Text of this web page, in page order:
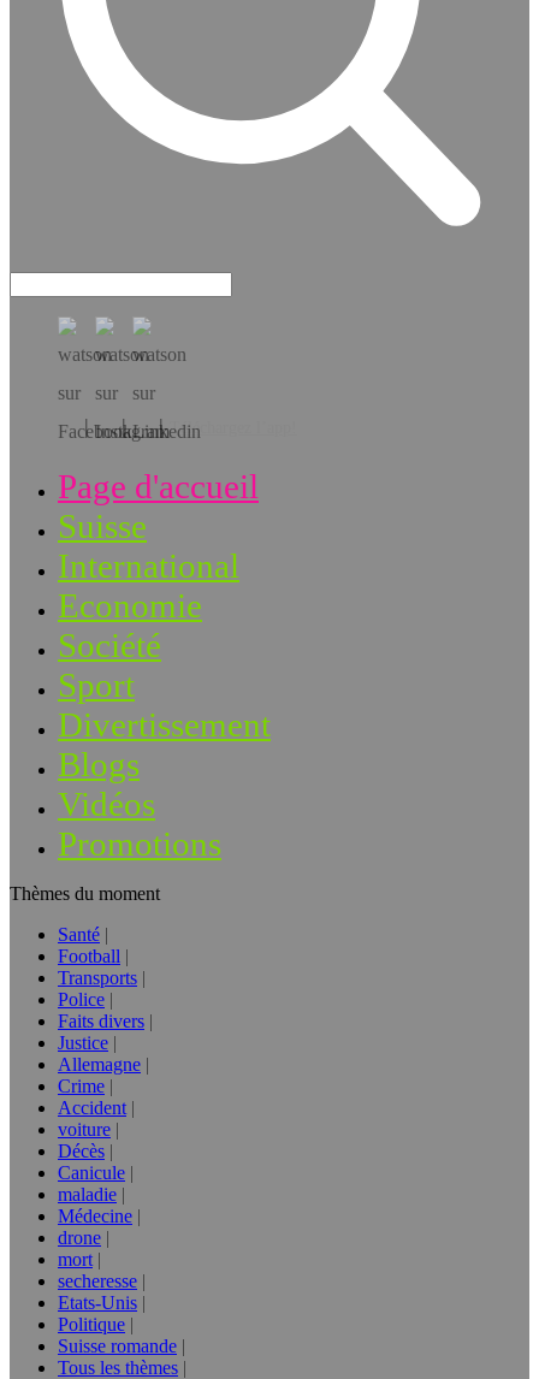
Téléchargez l’app!
Page d'accueil
Suisse
International
Economie
Société
Sport
Divertissement
Blogs
Vidéos
Promotions
Thèmes du moment
Santé
Football
Transports
Police
Faits divers
Justice
Allemagne
Crime
Accident
voiture
Décès
Canicule
maladie
Médecine
drone
mort
secheresse
Etats-Unis
Politique
Suisse romande
Tous les thèmes